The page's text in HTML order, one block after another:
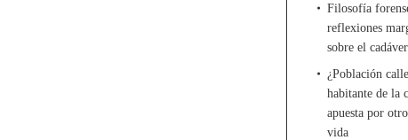
Filosofía
reflexiones
sobre el cadáver
¿Población
habitante de la
apuesta por
vida